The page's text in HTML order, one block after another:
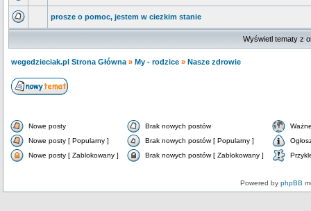
prosze o pomoc, jestem w ciezkim stanie
Wyświetl tematy z
wegedzieciak.pl Strona Główna » My - rodzice » Nasze zdrowie
Nowe posty Brak nowych postów
Nowe posty [ Popularny ]
Brak nowych postów [ Popularny ]
Nowe posty [ Zablokowany ]
Brak nowych postów [ Zablokowany ]
Powered by phpBB